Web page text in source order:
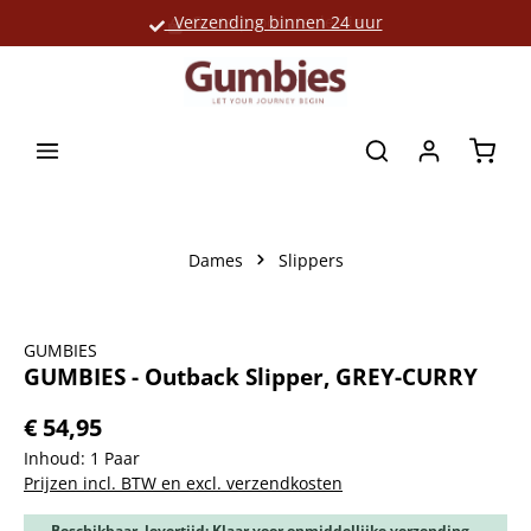
Verzending binnen 24 uur
Grote productselectie
Dames Slippers
GUMBIES
GUMBIES - Outback Slipper, GREY-CURRY
€ 54,95
Inhoud: 1 Paar
Prijzen incl. BTW en excl. verzendkosten